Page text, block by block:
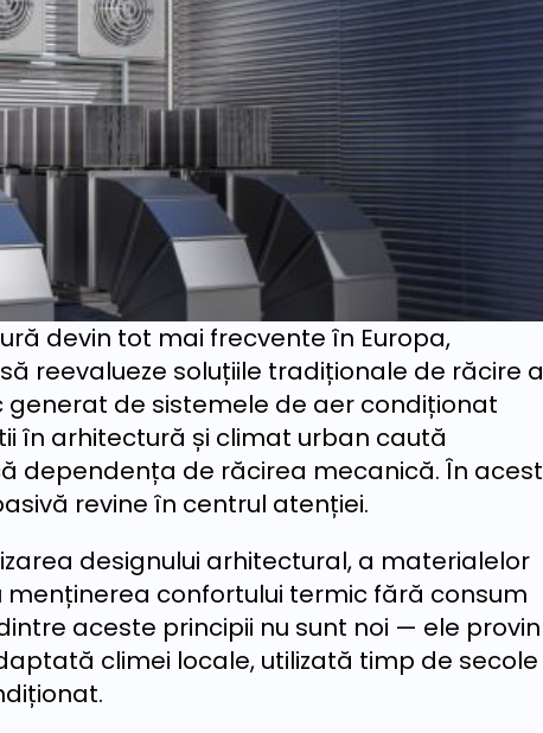
devin tot mai frecvente în Europa,
reevalueze soluțiile tradiționale de răcire a
generat de sistemele de aer condiționat
în arhitectură și climat urban caută
dependența de răcirea mecanică. În acest
revine în centrul atenției.
designului arhitectural, a materialelor
confortului termic fără consum
aceste principii nu sunt noi — ele provin
climei locale, utilizată timp de secole